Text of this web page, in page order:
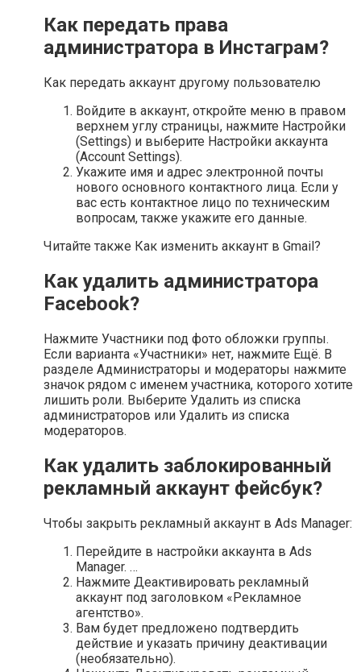
Как передать права
администратора в Инстаграм?
Как передать аккаунт другому пользователю
Войдите в аккаунт, откройте меню в правом
верхнем углу страницы, нажмите Настройки
(Settings) и выберите Настройки аккаунта
(Account Settings).
Укажите имя и адрес электронной почты
нового основного контактного лица. Если у
вас есть контактное лицо по техническим
вопросам, также укажите его данные.
Читайте также Как изменить аккаунт в Gmail?
Как удалить администратора
Facebook?
Нажмите Участники под фото обложки группы.
Если варианта «Участники» нет, нажмите Ещё. В
разделе Администраторы и модераторы нажмите
значок рядом с именем участника, которого хотите
лишить роли. Выберите Удалить из списка
администраторов или Удалить из списка
модераторов.
Как удалить заблокированный
рекламный аккаунт фейсбук?
Чтобы закрыть рекламный аккаунт в Ads Manager:
Перейдите в настройки аккаунта в Ads
Manager. …
Нажмите Деактивировать рекламный
аккаунт под заголовком «Рекламное
агентство».
Вам будет предложено подтвердить
действие и указать причину деактивации
(необязательно).